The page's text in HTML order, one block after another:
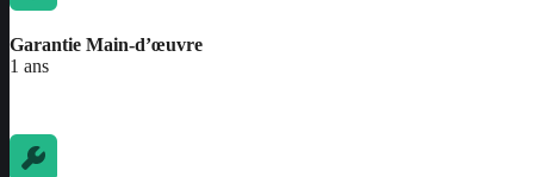
Garantie Main-d’œuvre
1 ans